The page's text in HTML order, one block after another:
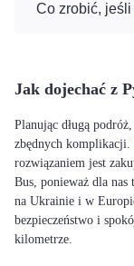
Co zrobić,
Jak dojechać z
Planując długą
zbędnych
rozwiązaniem jest
Bus, ponieważ dla
na Ukrainie i w
bezpieczeństwo i
kilometrze.